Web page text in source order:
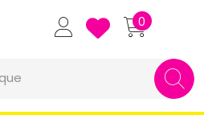
Grande Pharmacie
0